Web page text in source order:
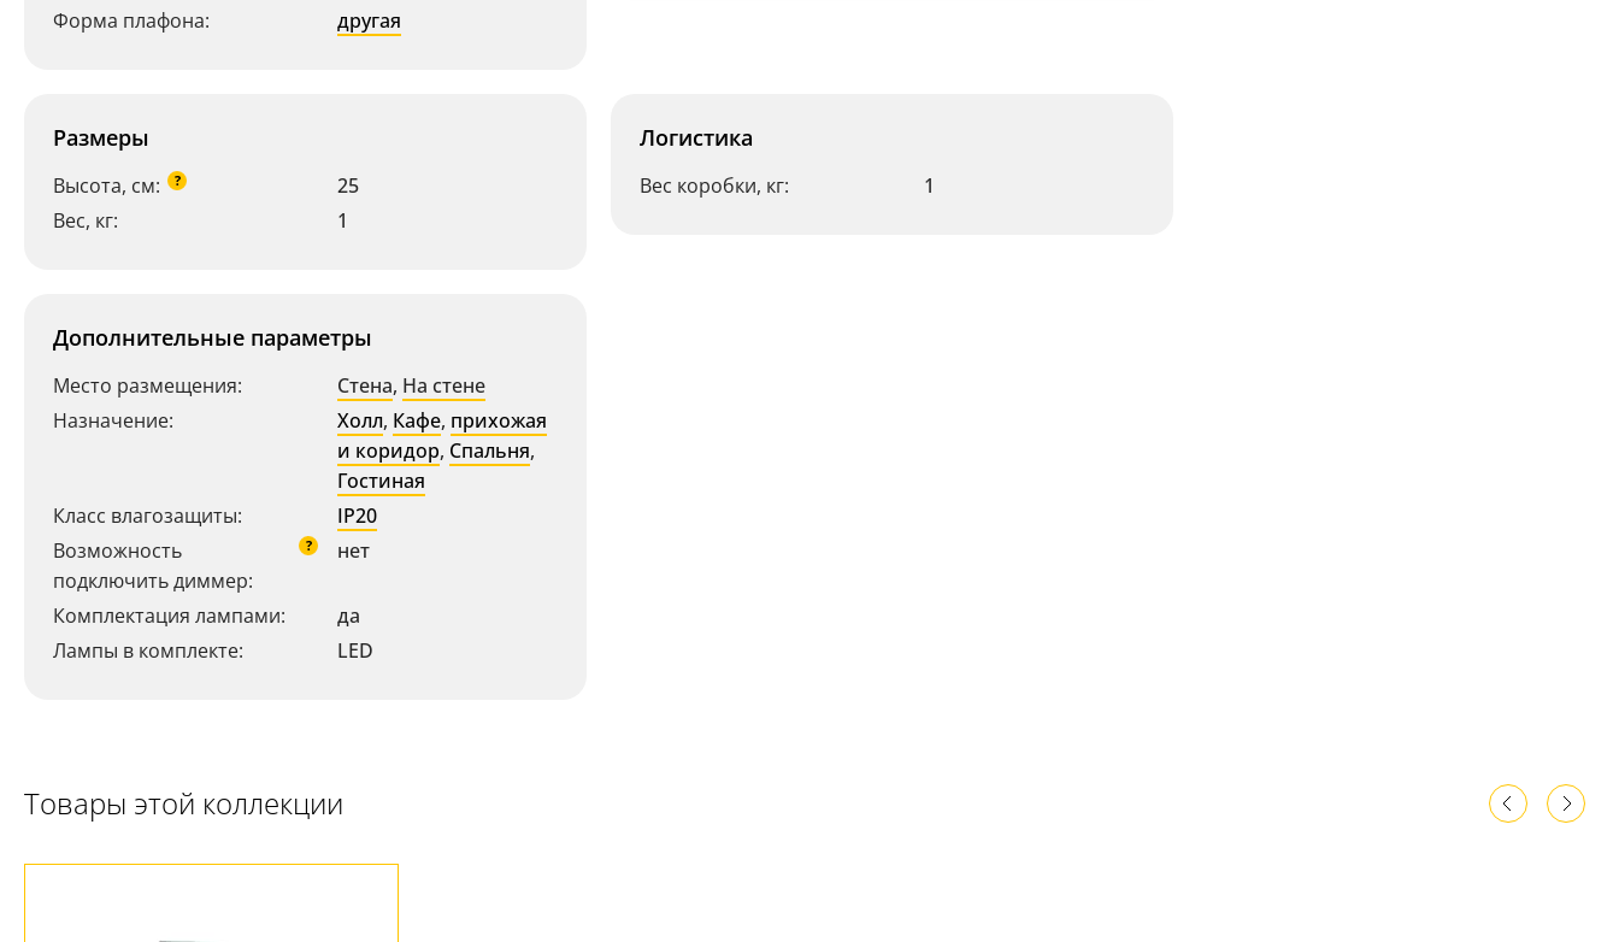
Ваш регион:Москва
Форма плафона:
другая
Размеры
Высота, см: ?
25
Вес, кг:
1
Логистика
Вес коробки, кг: 1
Дополнительные параметры
Место размещения: Стена, На стене
Назначение:
Холл, Кафе, прихожая
и коридор, Спальня,
Гостиная
Класс влагозащиты:
IP20
Возможность
подключить диммер:
? нет
Комплектация лампами:
да
Лампы в комплекте:
LED
Товары этой коллекции